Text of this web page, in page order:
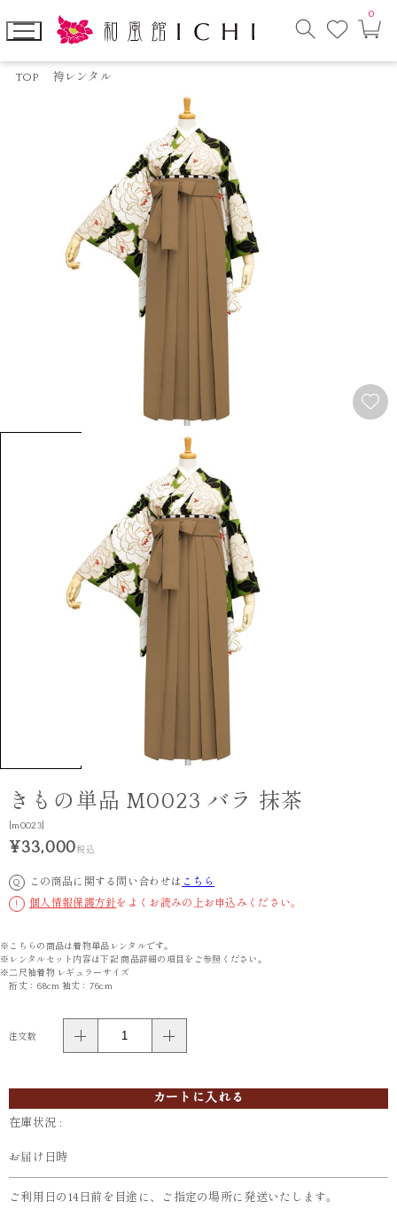
お
入
ペ
0
TOP 袴レンタル
きもの単品 M0023 バラ 抹茶
[m0023]
¥33,000税込
Q この商品に関する問い合わせは こちら
! 個人情報保護方針をよくお読みの上お申込みください。
※こちらの商品は着物単品レンタルです。
※レンタルセット内容は下記 商品詳細の項目をご参照ください。
※二尺袖着物 レギュラーサイズ
裄丈：68cm 袖丈：76cm
注文数
カートに入れる
在庫状況 :
お届け日時
ご利用日の14日前を目途に、ご指定の場所に発送いたします。